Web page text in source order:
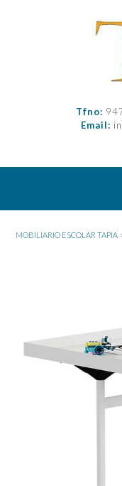
Tfno:
Email:
MOBILIARIO ESCOLAR TAPIA